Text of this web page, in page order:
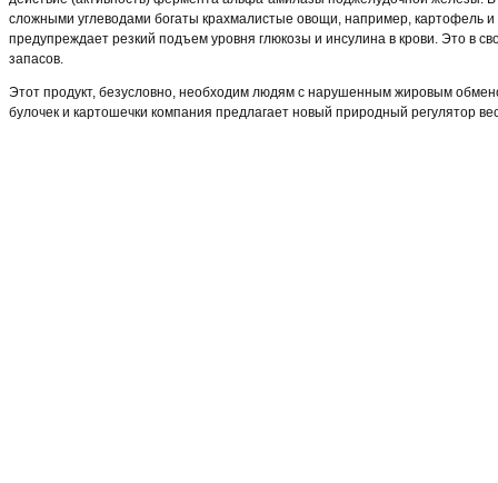
сложными углеводами богаты крахмалистые овощи, например, картофель
предупреждает резкий подъем уровня глюкозы и инсулина в крови. Это в
запасов.
Этот продукт, безусловно, необходим людям с нарушенным жировым
булочек и картошечки компания предлагает новый природный регулятор